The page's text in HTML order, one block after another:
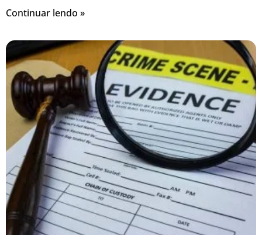
Continuar lendo »